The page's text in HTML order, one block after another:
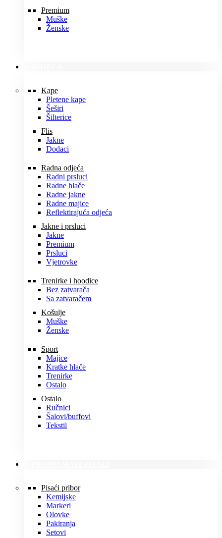
Premium
Muške
Ženske
Kape
Pletene kape
Šeširi
Šilterice
Flis
Jakne
Dodaci
Radna odjeća
Radni prsluci
Radne hlače
Radne jakne
Radne majice
Reflektirajuća odjeća
Jakne i prsluci
Jakne
Premium
Prsluci
Vjetrovke
Trenirke i hoodice
Bez zatvarača
Sa zatvaračem
Košulje
Muške
Ženske
Sport
Majice
Kratke hlače
Trenirke
Ostalo
Ostalo
Ručnici
Šalovi/buffovi
Tekstil
Pisaći pribor
Kemijske
Markeri
Olovke
Pakiranja
Setovi